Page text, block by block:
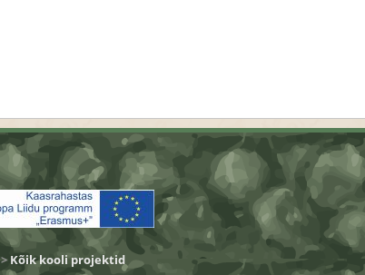
> Kõik kooli projektid